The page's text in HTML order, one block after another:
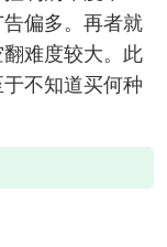
偏多。再者就
难度较大。此
不知道买何种